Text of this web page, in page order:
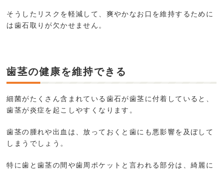
そうしたリスクを軽減して、爽やかなお口を維持するために
は歯石取りが欠かせません。
歯茎の健康を維持できる
細菌がたくさん含まれている歯石が歯茎に付着していると、
歯茎が炎症を起こしやすくなります。
歯茎の腫れや出血は、放っておくと歯にも悪影響を及ぼして
しまうでしょう。
特に歯と歯茎の間や歯周ポケットと言われる部分は、綺麗に